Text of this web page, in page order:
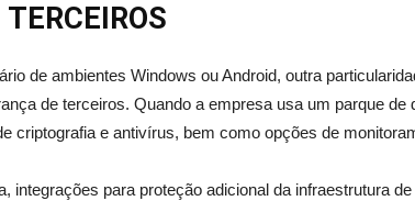
de ambientes Windows ou Android, outra
de terceiros. Quando a empresa usa um parque
criptografia e antivírus, bem como opções de
integrações para proteção adicional da infraestrutura